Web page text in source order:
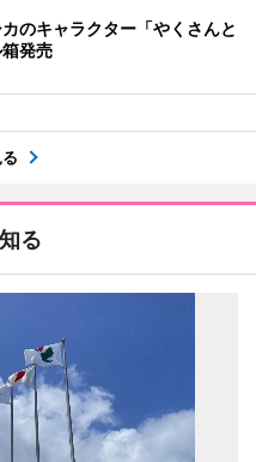
のキャラクター「やくさんと
発売
る